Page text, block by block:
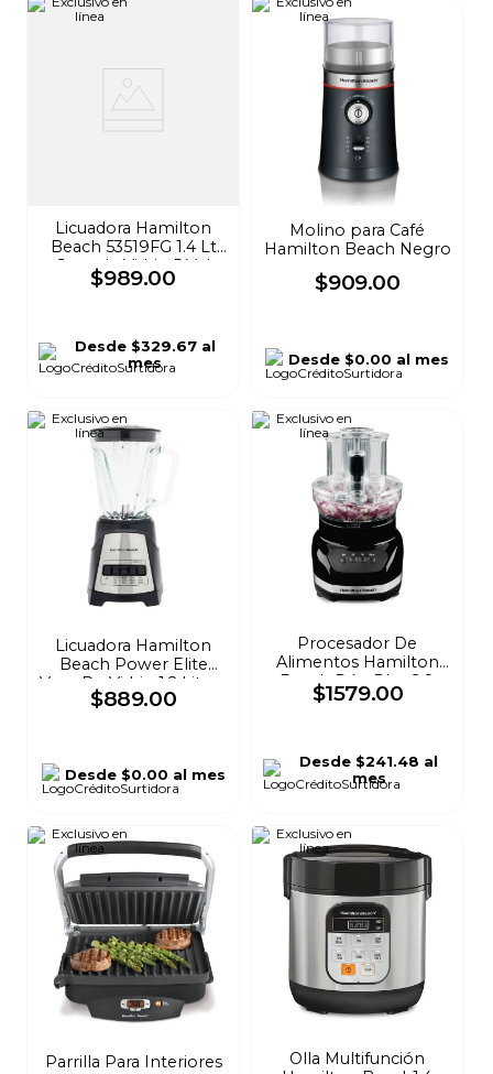
Licuadora Hamilton
Beach 53519FG 1.4 Lt
Jarra de Vidrio 5 Vel
Rojo
$989.00
Desde$329.67 al
mes
Molino para Café
Hamilton Beach Negro
$909.00
Desde $0.00 al mes
Licuadora Hamilton
Beach Power Elite
Vaso De Vidrio 1.2 Litros
Negra 58148-MXR
$889.00
Desde$0.00 al mes
Procesador De
Alimentos Hamilton
Beach Dúo Plus 2.8
Litros Negro 70580
$1579.00
Desde $241.48 al
mes
Parrilla Para Interiores
Olla Multifunción